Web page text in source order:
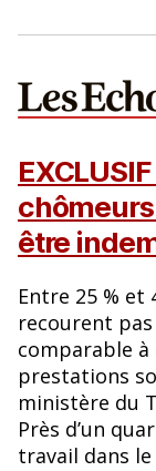
être
Entre 25 % et
recourent pas
comparable à
prestations
ministère du
Près d’un
travail dans le